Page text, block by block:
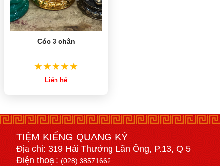
Cóc 3 chân
Liên hệ
TIỆM KIẾNG QUANG KÝ
Địa chỉ: 319 Hải Thưởng Lãn Ông, P.13, Q 5
Điện thoại:(028) 38571662